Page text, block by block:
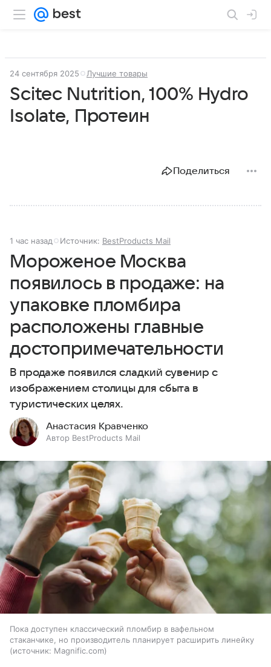
24 сентября 2025 Лучшие товары
Scitec Nutrition, 100% Hydro
Isolate, Протеин
Поделиться
1 час назад Источник: BestProducts Mail
Мороженое Москва
появилось в продаже: на
упаковке пломбира
расположены главные
достопримечательности
В продаже появился сладкий сувенир с
изображением столицы для сбыта в
туристических целях.
Анастасия Кравченко
Автор BestProducts Mail
Пока доступен классический пломбир в вафельном
стаканчике, но производитель планирует расширить линейку
источник: Magnific.com